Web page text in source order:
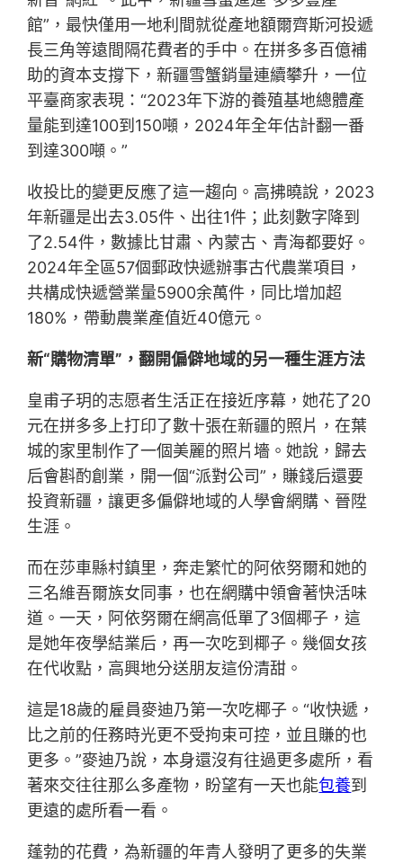
館”，最快僅用一地利間就從產地額爾齊斯河投遞
長三角等遠間隔花費者的手中。在拼多多百億補
助的資本支撐下，新疆雪蟹銷量連續攀升，一位
平臺商家表現：“2023年下游的養殖基地總體產
量能到達100到150噸，2024年全年估計翻一番
到達300噸。”
收投比的變更反應了這一趨向。高拂曉說，2023
年新疆是出去3.05件、出往1件；此刻數字降到
了2.54件，數據比甘肅、內蒙古、青海都要好。
2024年全區57個郵政快遞辦事古代農業項目，
共構成快遞營業量5900余萬件，同比增加超
180%，帶動農業產值近40億元。
新“購物清單”，翻開偏僻地域的另一種生涯方法
皇甫子玥的志愿者生活正在接近序幕，她花了20
元在拼多多上打印了數十張在新疆的照片，在葉
城的家里制作了一個美麗的照片墻。她說，歸去
后會斟酌創業，開一個“派對公司”，賺錢后還要
投資新疆，讓更多偏僻地域的人學會網購、晉陞
生涯。
而在莎車縣村鎮里，奔走繁忙的阿依努爾和她的
三名維吾爾族女同事，也在網購中領會著快活味
道。一天，阿依努爾在網高低單了3個椰子，這
是她年夜學結業后，再一次吃到椰子。幾個女孩
在代收點，高興地分送朋友這份清甜。
這是18歲的雇員麥迪乃第一次吃椰子。“收快遞，
比之前的任務時光更不受拘束可控，並且賺的也
更多。”麥迪乃說，本身還沒有往過更多處所，看
著來交往往那么多產物，盼望有一天也能包養到
更遠的處所看一看。
蓬勃的花費，為新疆的年青人發明了更多的失業